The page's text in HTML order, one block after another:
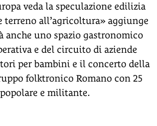
veda la speculazione edilizia
all’agricoltura» aggiunge
anche uno spazio gastronomico
e del circuito di aziende
per bambini e il concerto della
folktronico Romano con 25
e militante.